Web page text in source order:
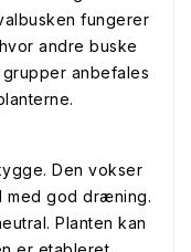
fungerer
andre buske
anbefales
Den vokser
med god dræning.
Planten kan